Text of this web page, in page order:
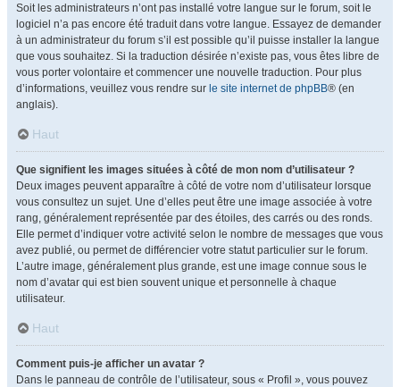
Soit les administrateurs n’ont pas installé votre langue sur le forum, soit le
logiciel n’a pas encore été traduit dans votre langue. Essayez de demander
à un administrateur du forum s’il est possible qu’il puisse installer la langue
que vous souhaitez. Si la traduction désirée n’existe pas, vous êtes libre de
vous porter volontaire et commencer une nouvelle traduction. Pour plus
d’informations, veuillez vous rendre sur le site internet de phpBB® (en
anglais).
Haut
Que signifient les images situées à côté de mon nom d’utilisateur ?
Deux images peuvent apparaître à côté de votre nom d’utilisateur lorsque
vous consultez un sujet. Une d’elles peut être une image associée à votre
rang, généralement représentée par des étoiles, des carrés ou des ronds.
Elle permet d’indiquer votre activité selon le nombre de messages que vous
avez publié, ou permet de différencier votre statut particulier sur le forum.
L’autre image, généralement plus grande, est une image connue sous le
nom d’avatar qui est bien souvent unique et personnelle à chaque
utilisateur.
Haut
Comment puis-je afficher un avatar ?
Dans le panneau de contrôle de l’utilisateur, sous « Profil », vous pouvez